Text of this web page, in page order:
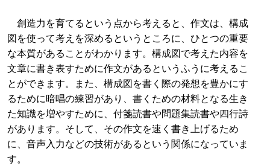
創造力を育てるという点から考えると、作文は、構成
図を使って考えを深めるというところに、ひとつの重要
な本質があることがわかります。構成図で考えた内容を
文章に書き表すために作文があるというふうに考えるこ
とができます。また、構成図を書く際の発想を豊かにす
るために暗唱の練習があり、書くための材料となる生き
た知識を増やすために、付箋読書や問題集読書や四行詩
があります。そして、その作文を速く書き上げるため
に、音声入力などの技術があるという関係になっていま
す。